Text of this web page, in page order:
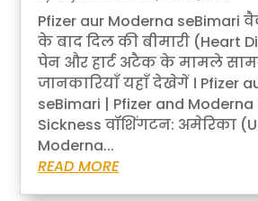
Pfizer aur Moderna seBimari
के बाद दिल की बीमारी (Heart
पेन और हार्ट अटैक के मामले
जानकारियाँ यहाँ देखेगें । Pfizer
seBimari | Pfizer and Moderna
Sickness वॉशिंगटन: अमेरिका
Moderna...
READ MORE